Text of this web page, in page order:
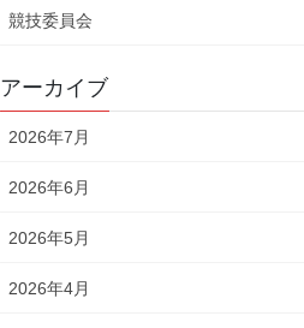
競技委員会
アーカイブ
2026年7月
2026年6月
2026年5月
2026年4月